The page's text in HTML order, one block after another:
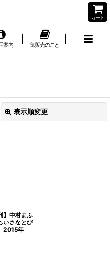
カート
案内 卸販売のこと
表示順変更
】中村まふ
いさなとび
2015年